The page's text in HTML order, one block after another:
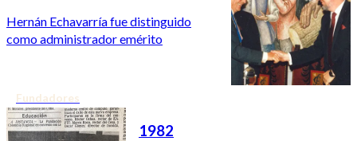
Hernán Echavarría fue distinguido
como administrador emérito
Fundadores
1982